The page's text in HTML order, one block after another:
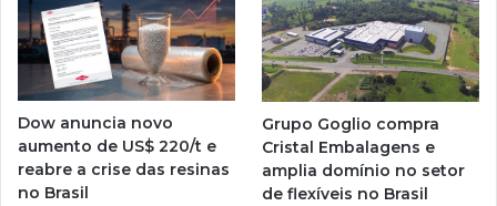
Dow anuncia novo
aumento de US$ 220/t e
reabre a crise das resinas
no Brasil
Grupo Goglio compra
Cristal Embalagens e
amplia domínio no setor
de flexíveis no Brasil